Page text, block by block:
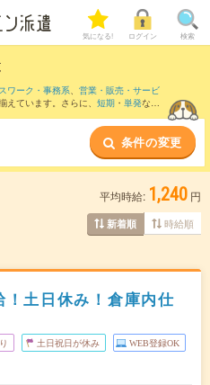
気になる! ログイン 検索
ワーク・事務系、 営業・販売・サービ
えています。さらに、 短期 ・ 単発など
のお仕事もご確認いただけます。条件の変更
平均時給: 1,240 円
新着順 時給順
土日休み！倉庫内仕
土日祝日が休み WEB登録OK